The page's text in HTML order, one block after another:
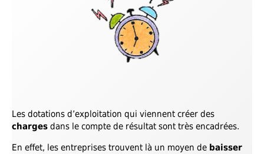
Les dotations d’exploitation qui viennent créer des
charges dans le compte de résultat sont très encadrées.
En effet, les entreprises trouvent là un moyen de baisser